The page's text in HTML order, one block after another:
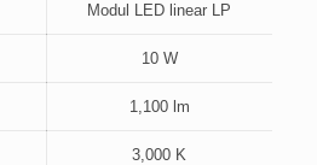
Modul LED linear LP
10 W
1,100 lm
3,000 K